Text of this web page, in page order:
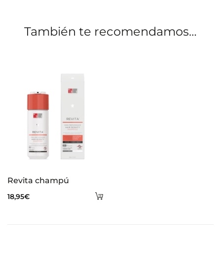
También te recomendamos…
Añadir
Revita champú
18,95€